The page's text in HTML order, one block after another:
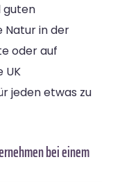
guten
Natur in der
oder auf
UK
jeden etwas zu
bei einem